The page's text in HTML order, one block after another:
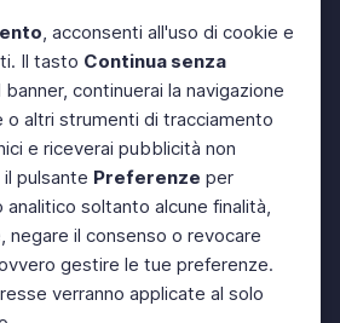
, acconsenti all'uso di cookie e
Il tasto Continua senza
banner, continuerai la navigazione
o altri strumenti di tracciamento
e riceverai pubblicità non
pulsante Preferenze per
analitico soltanto alcune finalità,
il consenso o revocare
gestire le tue preferenze.
verranno applicate al solo